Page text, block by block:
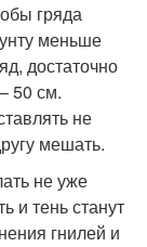
гряда
меньше
достаточно
50 см.
не
мешать.
не уже
и тень станут
гнилей и